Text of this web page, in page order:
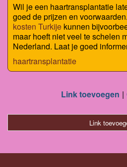
Wil je een haartransplantatie
goed de prijzen en
kosten Turkije kunnen
maar hoeft niet veel te schelen
Nederland. Laat je goed
haartransplantatie
Link toevoegen
Link